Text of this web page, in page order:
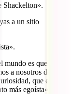
Shackelton».
a un sitio
mundo es que
a nosotros dentro
que es la
más egoísta».